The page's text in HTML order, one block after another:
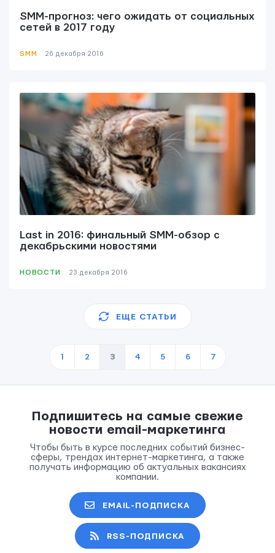
SMM-прогноз: чего ожидать от социальных
сетей в 2017 году
SMM 26 декабря 2016
Last in 2016: финальный SMM-обзор с
декабрьскими новостями
НОВОСТИ 23 декабря 2016
ЕЩЕ СТАТЬИ
1 2 3 4 5 6 7
Подпишитесь на самые свежие
новости email-маркетинга
Чтобы быть в курсе последних событий бизнес-
сферы, трендах интернет-маркетинга, а также
получать информацию об актуальных вакансиях
компании.
EMAIL-ПОДПИСКА
RSS-ПОДПИСКА